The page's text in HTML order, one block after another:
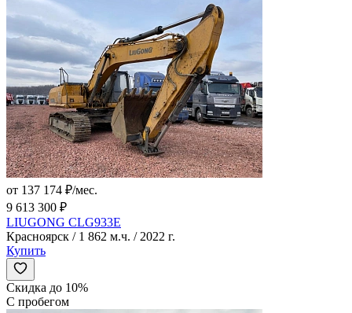
от 137 174 ₽/мес.
9 613 300 ₽
LIUGONG CLG933E
Красноярск / 1 862 м.ч. / 2022 г.
Купить
Скидка до 10%
С пробегом